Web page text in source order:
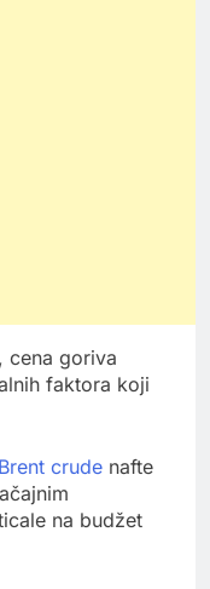
cena goriva
faktora koji
Brent crude nafte
na budžet